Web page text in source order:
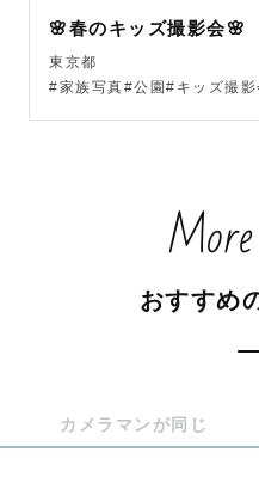
【自己紹介】
1991年生まれ34歳の星野
が大好き！
ちろん、友人やゲストさん
たまらなくなりました…！
「写真好きなママ友に撮影
でご連絡いただけると嬉し
い初め、ハーフバースデー
🌸春のキッズ撮影会🌸
東京都
#家族写真#公園#キッズ撮影
おすすめ
カメラマンが同じ